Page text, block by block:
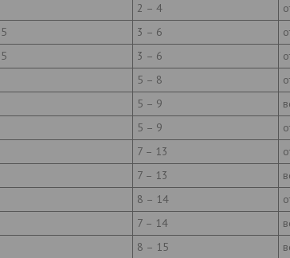
2 – 4
3 – 6
3 – 6
5 – 8
5 – 9
5 – 9
7 – 13
7 – 13
8 – 14
7 – 14
8 – 15